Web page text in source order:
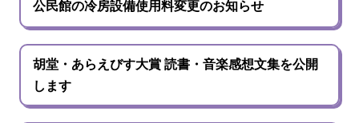
公民館の冷房設備使用料変更のお知らせ
胡堂・あらえびす大賞 読書・音楽感想文集を公開
します